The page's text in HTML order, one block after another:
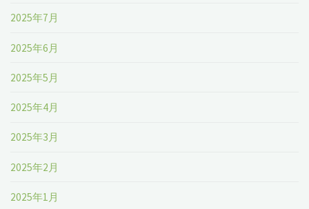
2025年7月
2025年6月
2025年5月
2025年4月
2025年3月
2025年2月
2025年1月